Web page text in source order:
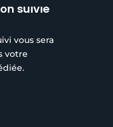
suivie
vous sera
votre